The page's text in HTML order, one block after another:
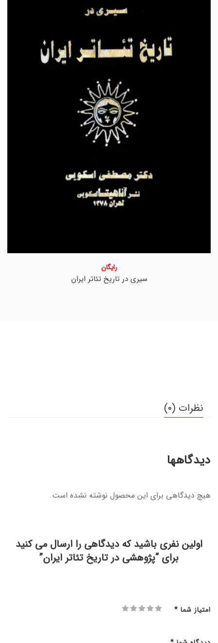
سیری در تاریخ تئاتر ایران
رایگان
نظرات (0)
دیدگاهها
هیچ دیدگاهی برای این محصول نوشته نشده است.
اولین نفری باشید که دیدگاهی را ارسال می کنید
برای “پژوهشی در تاریخ تئاتر ایران”
امتیاز شما *